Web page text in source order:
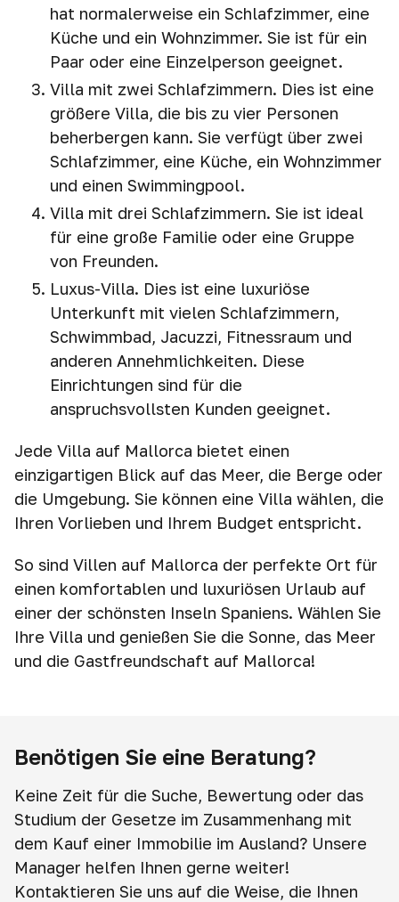
hat normalerweise ein Schlafzimmer, eine
Küche und ein Wohnzimmer. Sie ist für ein
Paar oder eine Einzelperson geeignet.
Villa mit zwei Schlafzimmern. Dies ist eine
größere Villa, die bis zu vier Personen
beherbergen kann. Sie verfügt über zwei
Schlafzimmer, eine Küche, ein Wohnzimmer
und einen Swimmingpool.
Villa mit drei Schlafzimmern. Sie ist ideal
für eine große Familie oder eine Gruppe
von Freunden.
Luxus-Villa. Dies ist eine luxuriöse
Unterkunft mit vielen Schlafzimmern,
Schwimmbad, Jacuzzi, Fitnessraum und
anderen Annehmlichkeiten. Diese
Einrichtungen sind für die
anspruchsvollsten Kunden geeignet.
Jede Villa auf Mallorca bietet einen
einzigartigen Blick auf das Meer, die Berge oder
die Umgebung. Sie können eine Villa wählen, die
Ihren Vorlieben und Ihrem Budget entspricht.
So sind Villen auf Mallorca der perfekte Ort für
einen komfortablen und luxuriösen Urlaub auf
einer der schönsten Inseln Spaniens. Wählen Sie
Ihre Villa und genießen Sie die Sonne, das Meer
und die Gastfreundschaft auf Mallorca!
Benötigen Sie eine Beratung?
Keine Zeit für die Suche, Bewertung oder das
Studium der Gesetze im Zusammenhang mit
dem Kauf einer Immobilie im Ausland? Unsere
Manager helfen Ihnen gerne weiter!
Kontaktieren Sie uns auf die Weise, die Ihnen